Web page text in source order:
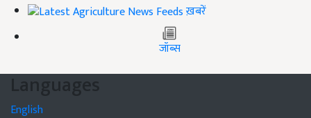
ख़बरें
जॉब्स
Languages
English